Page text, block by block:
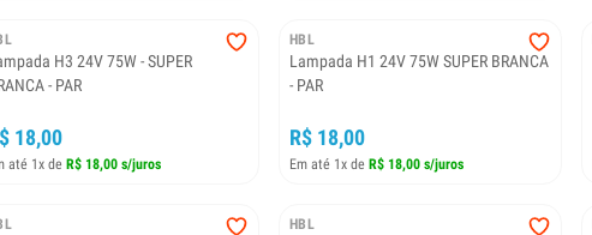
H3 24V 75W - SUPER
- PAR
18,00
até 1x de R$ 18,00 s/juros
HBL
Lampada H1 24V 75W SUPER BRANCA
- PAR
R$ 18,00
Em até 1x de R$ 18,00 s/juros
HBL